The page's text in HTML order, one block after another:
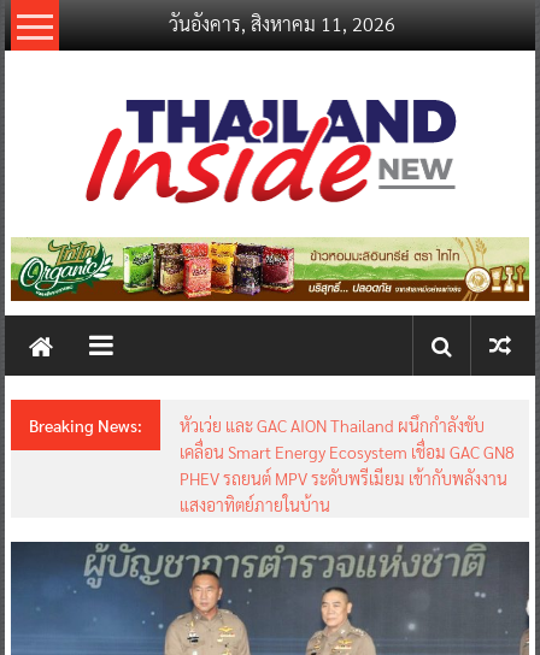
Skip
to
วันอังคาร, สิงหาคม 11, 2026
thailandinsidenew.com
Thailand
New
Breaking News:
หัวเว่ย และ GAC AION Thailand ผนึกกำลังขับ
เคลื่อน Smart Energy Ecosystem เชื่อม GAC GN8
PHEV รถยนต์ MPV ระดับพรีเมียม เข้ากับพลังงาน
แสงอาทิตย์ภายในบ้าน